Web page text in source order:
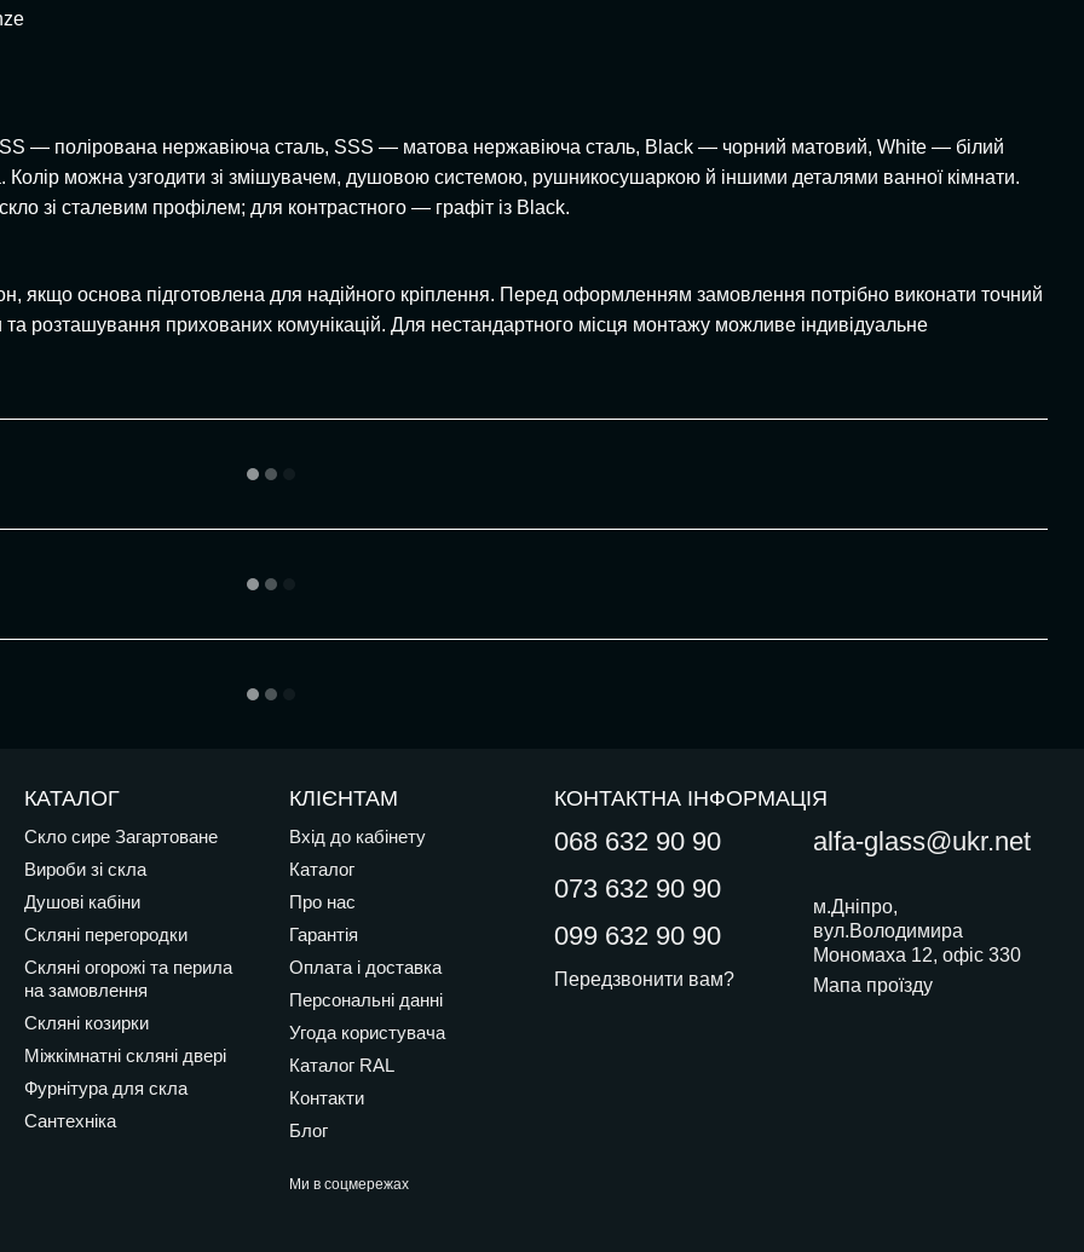
PSS — полірована нержавіюча сталь, SSS — матова нержавіюча сталь, Black — чорний матовий, White — білий
можна узгодити зі змішувачем, душовою системою, рушникосушаркою й іншими деталями ванної кімнати.
зі сталевим профілем; для контрастного — графіт із Black.
якщо основа підготовлена для надійного кріплення. Перед оформленням замовлення потрібно виконати точний
та розташування прихованих комунікацій. Для нестандартного місця монтажу можливе індивідуальне
КАТАЛОГ
Скло сире Загартоване
Вироби зі скла
Душові кабіни
Скляні перегородки
Скляні огорожі та перила
на замовлення
Скляні козирки
Міжкімнатні скляні двері
Фурнітура для скла
Сантехніка
КЛІЄНТАМ
Вхід до кабінету
Каталог
Про нас
Гарантія
Оплата і доставка
Персональні данні
Угода користувача
Каталог RAL
Контакти
Блог
Ми в соцмережах
КОНТАКТНА ІНФОРМАЦІЯ
068 632 90 90
073 632 90 90
099 632 90 90
Передзвонити вам?
alfa-glass@ukr.net
м.Дніпро,
вул.Володимира
Мономаха 12, офіс 330
Мапа проїзду